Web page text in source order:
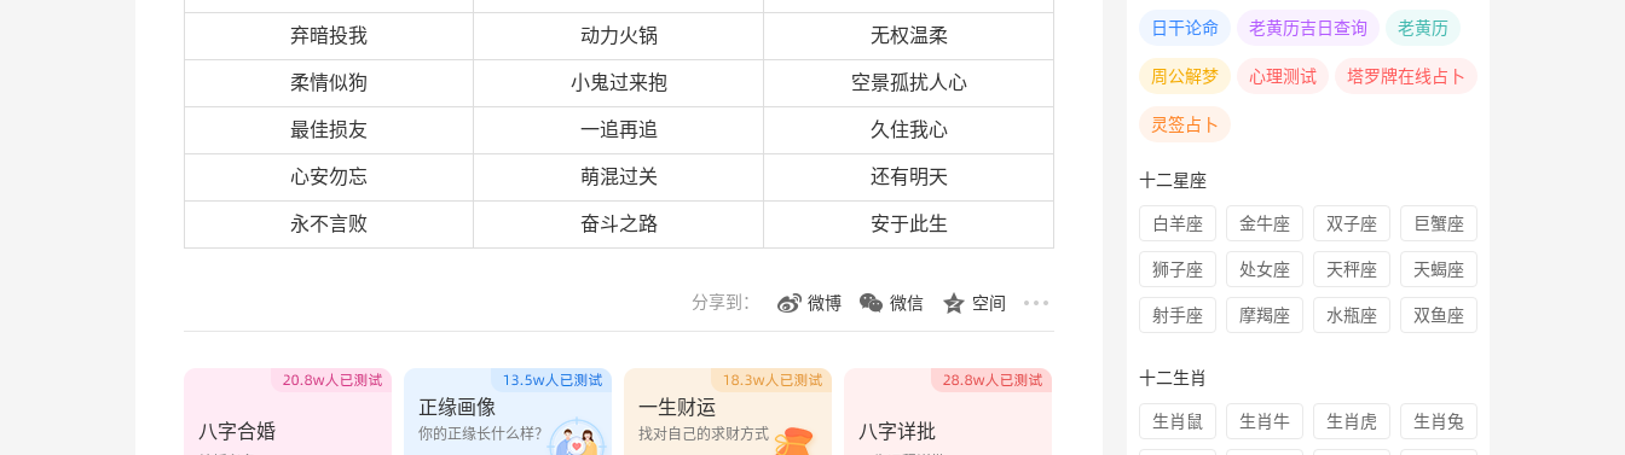
弃暗投我 动力火锅 无权温柔
柔情似狗 小鬼过来抱 空景孤扰人心
最佳损友 一追再追 久住我心
心安勿忘 萌混过关 还有明天
永不言败 奋斗之路 安于此生
分享到： 微博 微信 空间
八字合婚
正缘画像
你的正缘长什么样？
一生财运
找对自己的求财方式 八字详批
日干论命 老黄历吉日查询 老黄历
周公解梦 心理测试 塔罗牌在线占卜
灵签占卜
十二星座
白羊座 金牛座 双子座 巨蟹座
狮子座 处女座 天秤座 天蝎座
射手座 摩羯座 水瓶座 双鱼座
十二生肖
生肖鼠 生肖牛 生肖虎 生肖兔